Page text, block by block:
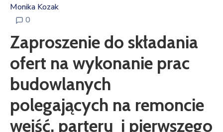
Monika Kozak
0
Zaproszenie do składania
ofert na wykonanie prac
budowlanych
polegających na remoncie
wejść, parteru i pierwszego